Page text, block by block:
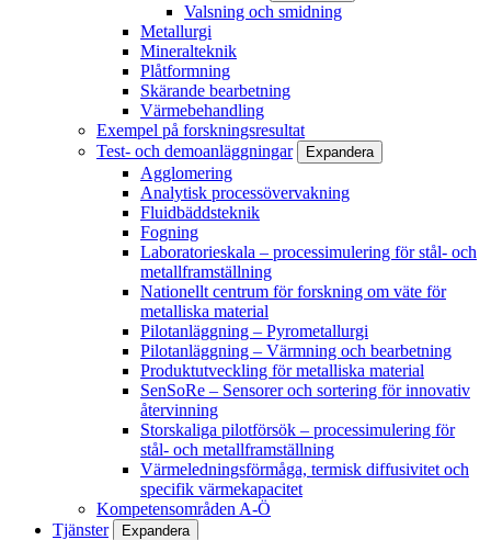
Valsning och smidning
Metallurgi
Mineralteknik
Plåtformning
Skärande bearbetning
Värmebehandling
Exempel på forskningsresultat
Test- och demoanläggningar
Expandera
Agglomering
Analytisk processövervakning
Fluidbäddsteknik
Fogning
Laboratorieskala – processimulering för stål- och
metallframställning
Nationellt centrum för forskning om väte för
metalliska material
Pilotanläggning – Pyrometallurgi
Pilotanläggning – Värmning och bearbetning
Produktutveckling för metalliska material
SenSoRe – Sensorer och sortering för innovativ
återvinning
Storskaliga pilotförsök – processimulering för
stål- och metallframställning
Värmeledningsförmåga, termisk diffusivitet och
specifik värmekapacitet
Kompetensområden A-Ö
Tjänster
Expandera